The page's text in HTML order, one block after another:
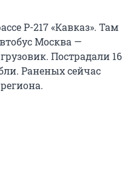
Р-217 «Кавказ». Там
Москва —
Пострадали 16
Раненых сейчас